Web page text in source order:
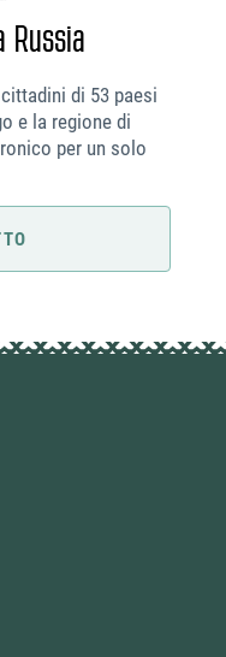
di 53 paesi
e la regione di
per un solo